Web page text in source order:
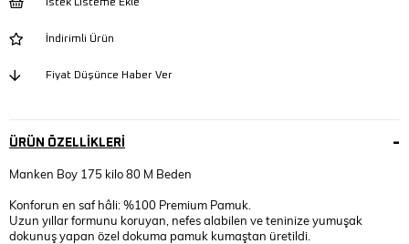
İstek Listeme Ekle
İndirimli Ürün
Fiyat Düşünce Haber Ver
ÜRÜN ÖZELLIKLERI
Manken Boy 175 kilo 80 M Beden
Konforun en saf hâli: %100 Premium Pamuk.
Uzun yıllar formunu koruyan, nefes alabilen ve teninize yumuşak
dokunuş yapan özel dokuma pamuk kumaştan üretildi.